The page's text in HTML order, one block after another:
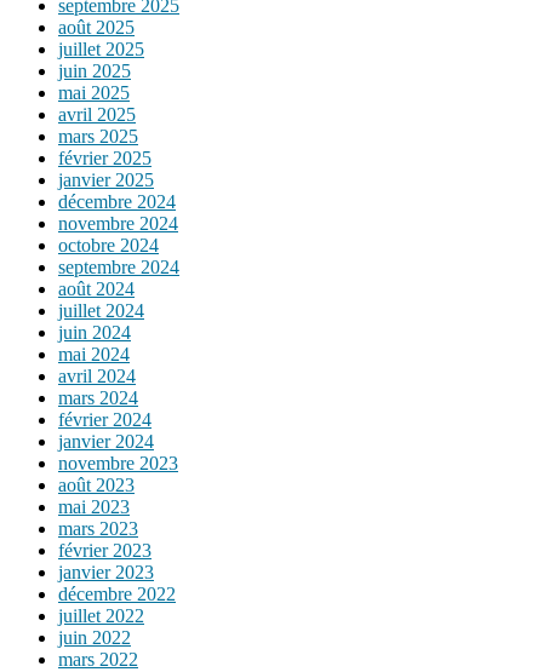
septembre 2025
août 2025
juillet 2025
juin 2025
mai 2025
avril 2025
mars 2025
février 2025
janvier 2025
décembre 2024
novembre 2024
octobre 2024
septembre 2024
août 2024
juillet 2024
juin 2024
mai 2024
avril 2024
mars 2024
février 2024
janvier 2024
novembre 2023
août 2023
mai 2023
mars 2023
février 2023
janvier 2023
décembre 2022
juillet 2022
juin 2022
mars 2022